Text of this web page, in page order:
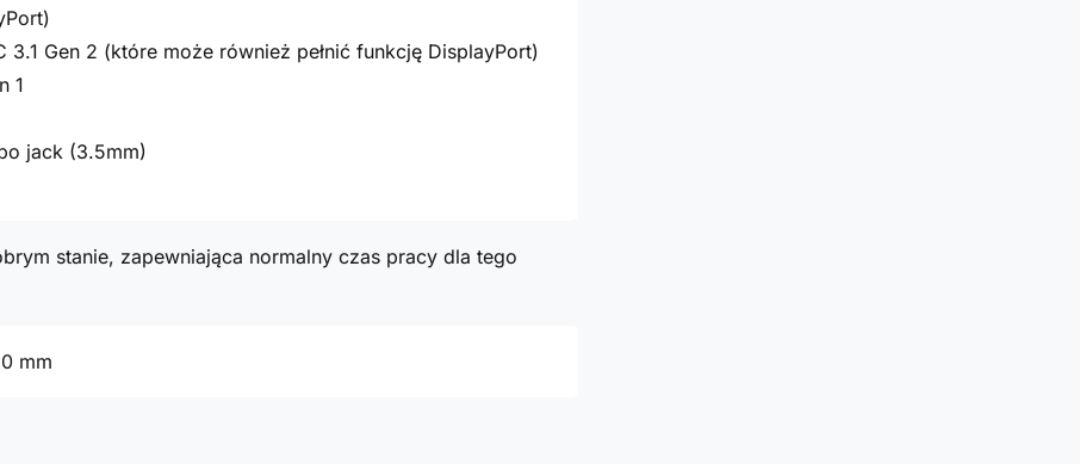
3.1 Gen 2 (które może również pełnić funkcję DisplayPort)
1
jack (3.5mm)
stanie, zapewniająca normalny czas pracy dla tego
mm